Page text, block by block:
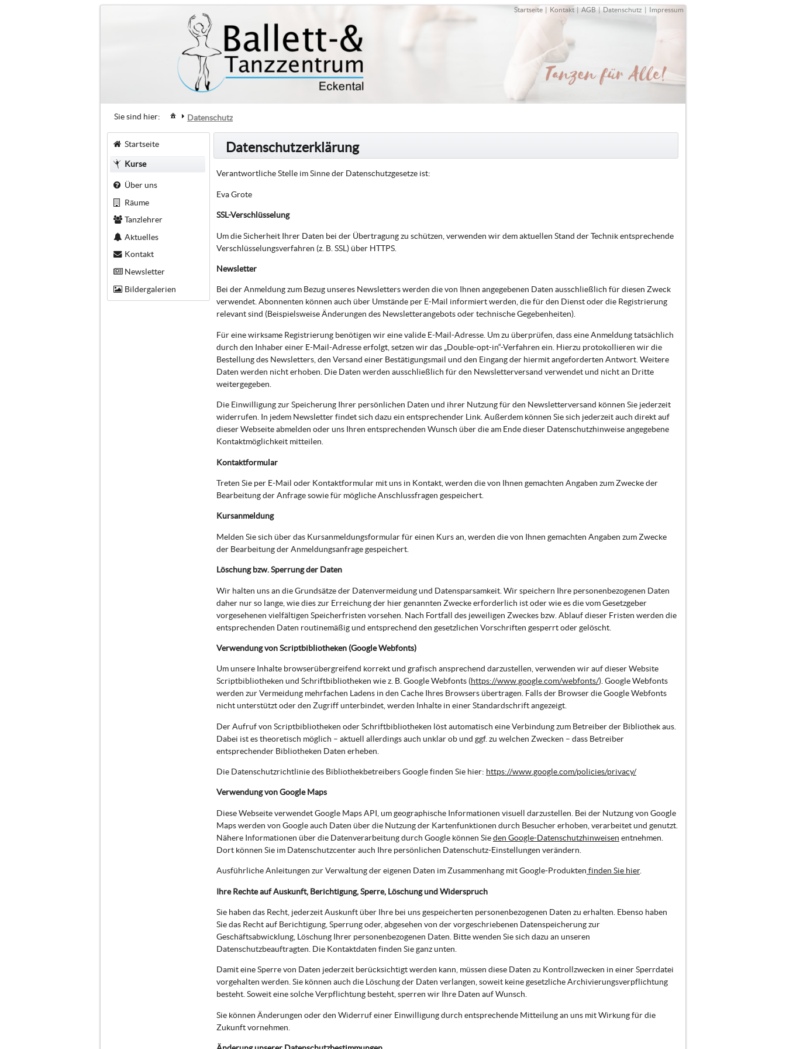
Startseite | Kontakt | AGB | Datenschutz | Impressum
Sie sind hier: Datenschutz
Startseite
Kurse
Über uns
Räume
Tanzlehrer
Aktuelles
Kontakt
Newsletter
Bildergalerien
Datenschutzerklärung
Verantwortliche Stelle im Sinne der Datenschutzgesetze ist:
Eva Grote
SSL-Verschlüsselung
Um die Sicherheit Ihrer Daten bei der Übertragung zu schützen, verwenden wir dem aktuellen Stand der Technik entsprechende
Verschlüsselungsverfahren (z. B. SSL) über HTTPS.
Newsletter
Bei der Anmeldung zum Bezug unseres Newsletters werden die von Ihnen angegebenen Daten ausschließlich für diesen Zweck
verwendet. Abonnenten können auch über Umstände per E-Mail informiert werden, die für den Dienst oder die Registrierung
relevant sind (Beispielsweise Änderungen des Newsletterangebots oder technische Gegebenheiten).
Für eine wirksame Registrierung benötigen wir eine valide E-Mail-Adresse. Um zu überprüfen, dass eine Anmeldung tatsächlich
durch den Inhaber einer E-Mail-Adresse erfolgt, setzen wir das „Double-opt-in“-Verfahren ein. Hierzu protokollieren wir die
Bestellung des Newsletters, den Versand einer Bestätigungsmail und den Eingang der hiermit angeforderten Antwort. Weitere
Daten werden nicht erhoben. Die Daten werden ausschließlich für den Newsletterversand verwendet und nicht an Dritte
weitergegeben.
Die Einwilligung zur Speicherung Ihrer persönlichen Daten und ihrer Nutzung für den Newsletterversand können Sie jederzeit
widerrufen. In jedem Newsletter findet sich dazu ein entsprechender Link. Außerdem können Sie sich jederzeit auch direkt auf
dieser Webseite abmelden oder uns Ihren entsprechenden Wunsch über die am Ende dieser Datenschutzhinweise angegebene
Kontaktmöglichkeit mitteilen.
Kontaktformular
Treten Sie per E-Mail oder Kontaktformular mit uns in Kontakt, werden die von Ihnen gemachten Angaben zum Zwecke der
Bearbeitung der Anfrage sowie für mögliche Anschlussfragen gespeichert.
Kursanmeldung
Melden Sie sich über das Kursanmeldungsformular für einen Kurs an, werden die von Ihnen gemachten Angaben zum Zwecke
der Bearbeitung der Anmeldungsanfrage gespeichert.
Löschung bzw. Sperrung der Daten
Wir halten uns an die Grundsätze der Datenvermeidung und Datensparsamkeit. Wir speichern Ihre personenbezogenen Daten
daher nur so lange, wie dies zur Erreichung der hier genannten Zwecke erforderlich ist oder wie es die vom Gesetzgeber
vorgesehenen vielfältigen Speicherfristen vorsehen. Nach Fortfall des jeweiligen Zweckes bzw. Ablauf dieser Fristen werden die
entsprechenden Daten routinemäßig und entsprechend den gesetzlichen Vorschriften gesperrt oder gelöscht.
Verwendung von Scriptbibliotheken (Google Webfonts)
Um unsere Inhalte browserübergreifend korrekt und grafisch ansprechend darzustellen, verwenden wir auf dieser Website
Scriptbibliotheken und Schriftbibliotheken wie z. B. Google Webfonts (https://www.google.com/webfonts/). Google Webfonts
werden zur Vermeidung mehrfachen Ladens in den Cache Ihres Browsers übertragen. Falls der Browser die Google Webfonts
nicht unterstützt oder den Zugriff unterbindet, werden Inhalte in einer Standardschrift angezeigt.
Der Aufruf von Scriptbibliotheken oder Schriftbibliotheken löst automatisch eine Verbindung zum Betreiber der Bibliothek aus.
Dabei ist es theoretisch möglich – aktuell allerdings auch unklar ob und ggf. zu welchen Zwecken – dass Betreiber
entsprechender Bibliotheken Daten erheben.
Die Datenschutzrichtlinie des Bibliothekbetreibers Google finden Sie hier: https://www.google.com/policies/privacy/
Verwendung von Google Maps
Diese Webseite verwendet Google Maps API, um geographische Informationen visuell darzustellen. Bei der Nutzung von Google
Maps werden von Google auch Daten über die Nutzung der Kartenfunktionen durch Besucher erhoben, verarbeitet und genutzt.
Nähere Informationen über die Datenverarbeitung durch Google können Sieden Google-Datenschutzhinweisen entnehmen.
Dort können Sie im Datenschutzcenter auch Ihre persönlichen Datenschutz-Einstellungen verändern.
Ausführliche Anleitungen zur Verwaltung der eigenen Daten im Zusammenhang mit Google-Produkten finden Sie hier.
Ihre Rechte auf Auskunft, Berichtigung, Sperre, Löschung und Widerspruch
Sie haben das Recht, jederzeit Auskunft über Ihre bei uns gespeicherten personenbezogenen Daten zu erhalten. Ebenso haben
Sie das Recht auf Berichtigung, Sperrung oder, abgesehen von der vorgeschriebenen Datenspeicherung zur
Geschäftsabwicklung, Löschung Ihrer personenbezogenen Daten. Bitte wenden Sie sich dazu an unseren
Datenschutzbeauftragten. Die Kontaktdaten finden Sie ganz unten.
Damit eine Sperre von Daten jederzeit berücksichtigt werden kann, müssen diese Daten zu Kontrollzwecken in einer Sperrdatei
vorgehalten werden. Sie können auch die Löschung der Daten verlangen, soweit keine gesetzliche Archivierungsverpflichtung
besteht. Soweit eine solche Verpflichtung besteht, sperren wir Ihre Daten auf Wunsch.
Sie können Änderungen oder den Widerruf einer Einwilligung durch entsprechende Mitteilung an uns mit Wirkung für die
Zukunft vornehmen.